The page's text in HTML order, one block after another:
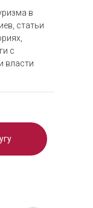
в
статьи
с
власти